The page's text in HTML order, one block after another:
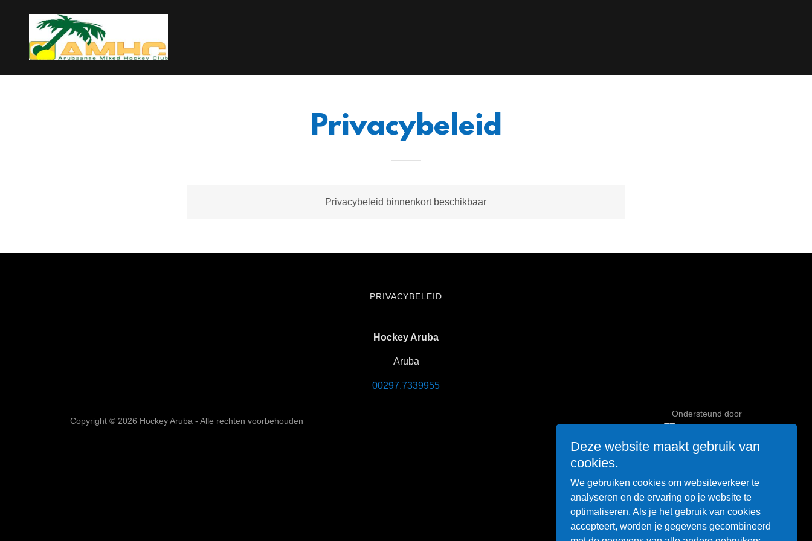
Privacybeleid
Privacybeleid binnenkort beschikbaar
PRIVACYBELEID
Hockey Aruba
Aruba
00297.7339955
Copyright © 2026 Hockey Aruba - Alle rechten voorbehouden
Ondersteund door
Deze website maakt gebruik van
cookies.
We gebruiken cookies om websiteverkeer te
analyseren en de ervaring op je website te
optimaliseren. Als je het gebruik van cookies
accepteert, worden je gegevens gecombineerd